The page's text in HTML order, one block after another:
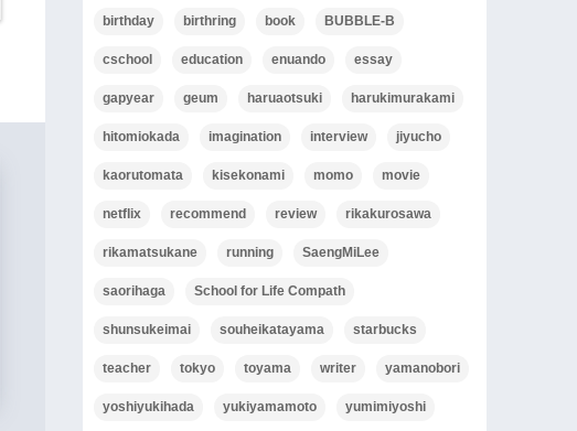
birthday birthring book BUBBLE-B
cschool education enuando essay
gapyear geum haruaotsuki harukimurakami
hitomiokada imagination interview jiyucho
kaorutomata kisekonami momo movie
netflix recommend review rikakurosawa
rikamatsukane running SaengMiLee
saorihaga School for Life Compath
shunsukeimai souheikatayama starbucks
teacher tokyo toyama writer yamanobori
yoshiyukihada yukiyamamoto yumimiyoshi